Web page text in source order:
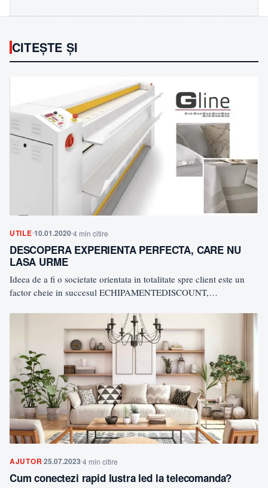
CITEȘTE ȘI
UTILE 10.01.20204 min citire
DESCOPERA EXPERIENTA PERFECTA, CARE NU
LASA URME
Ideea de a fi o societate orientata in totalitate spre client este un
factor cheie in succesul ECHIPAMENTEDISCOUNT,…
AJUTOR25.07.20234 min citire
Cum conectezi rapid lustra led la telecomanda?